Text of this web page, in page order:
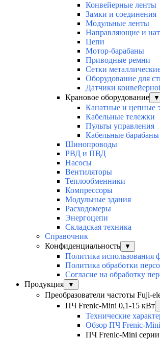
Конвейерные ленты
Замки и соединения
Модульные ленты
Направляющие и
Цепи
Мотор-барабаны
Приводные ремни
Сетки
Оборудование для
Датчики
Крановое оборудование
▼
Канатные и цепные
Кабельные тележки
Пульты управления
Кабельные барабаны
Шинопроводы
РВД и ПВД
Насосы
Вентиляторы
Теплообменники
Компрессоры
Модульные здания
Расходомеры
Энергоцепи
Складская техника
Справочник
Конфиденциальность
▼
Политика использования
Политика обработки
Согласие на обработку
Продукция
▼
Преобразователи частоты Fuji-
ПЧ Frenic-Mini 0,1-15 кВт
Технические
Обзор ПЧ Frenic-Mini
ПЧ Frenic-Mini